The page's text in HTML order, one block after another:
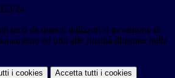
24
terzi da questo utilizzati si avvalgono di
ed utili alle finalità illustrate nella
i cookies Accetta tutti i cookies